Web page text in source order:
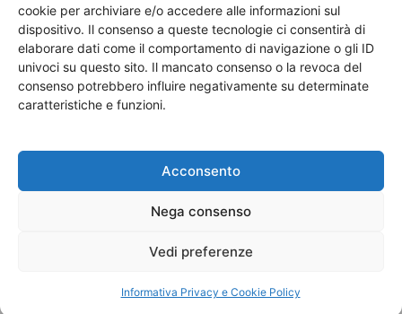
cookie per archiviare e/o accedere alle informazioni sul
dispositivo. Il consenso a queste tecnologie ci consentirà di
elaborare dati come il comportamento di navigazione o gli ID
univoci su questo sito. Il mancato consenso o la revoca del
consenso potrebbero influire negativamente su determinate
caratteristiche e funzioni.
Acconsento
Nega consenso
Vedi preferenze
Informativa Privacy e Cookie Policy
Chi siamo I Nostri Clienti
© Copyright 2017 - MilanoEvents.it© managed by